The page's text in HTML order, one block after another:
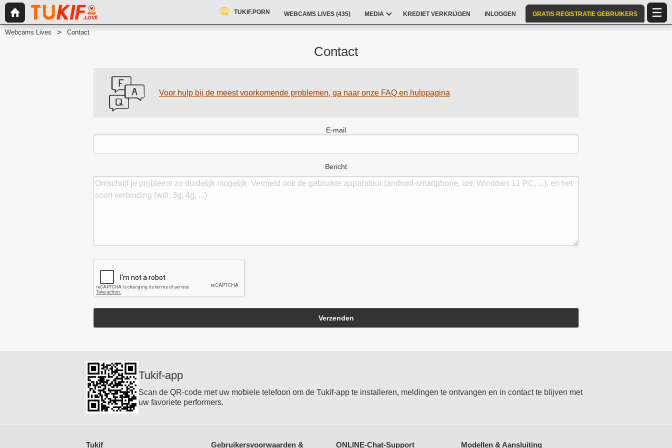
TUKIF.PORN WEBCAMS LIVES (435) MEDIA KREDIET VERKRIJGEN INLOGGEN GRATIS REGISTRATIE GEBRUIKERS
Webcams Lives Contact
Contact
Voor hulp bij de meest voorkomende problemen, ga naar onze FAQ en hulppagina
E-mail
Bericht
Verzenden
Tukif-app
Scan de QR-code met uw mobiele telefoon om de Tukif-app te installeren, meldingen te ontvangen en in contact te blijven met
uw favoriete performers.
Tukif Gebruikersvoorwaarden & ONLINE-Chat-Support Modellen & Aansluiting